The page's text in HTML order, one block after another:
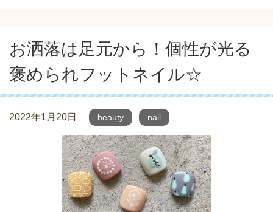
お洒落は足元から！個性が光る
褒められフットネイル☆
2022年1月20日 beauty nail